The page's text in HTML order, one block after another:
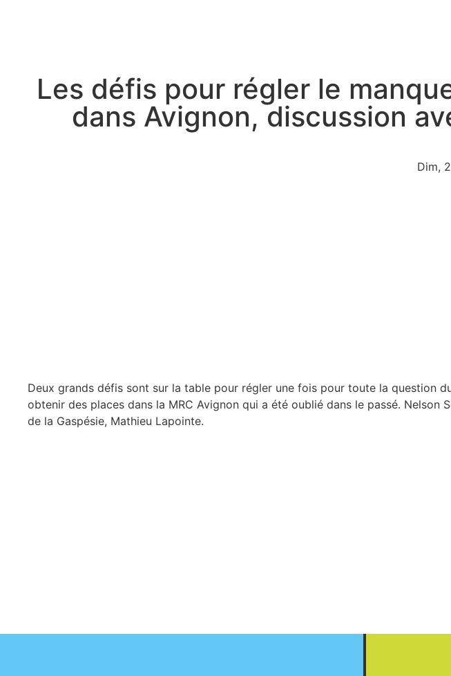
Les défis pour régler le
dans Avignon, discussion
Dim,
Deux grands défis sont sur la table pour régler une fois pour toute la question
obtenir des places dans la MRC Avignon qui a été oublié dans le passé.
de la Gaspésie, Mathieu Lapointe.